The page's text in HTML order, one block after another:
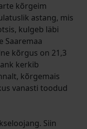
kõrgeim
astang, mis
kulgeb läbi
Saaremaa
kõrgus on 21,3
kerkib
kõrgemais
vanasti toodud
Siin